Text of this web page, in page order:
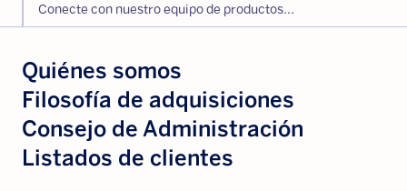
Conecte con nuestro equipo de productos...
Quiénes somos
Filosofía de adquisiciones
Consejo de Administración
Listados de clientes